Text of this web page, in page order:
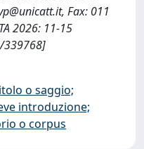
, Fax: 011
2026: 11-15
339768]
o saggio;
introduzione;
o corpus